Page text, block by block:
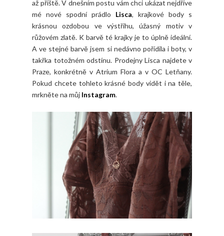
až příště. V dnešním postu vám chci ukázat nejdříve
mé nové spodní prádlo Lisca, krajkové body s
krásnou ozdobou ve výstřihu, úžasný motiv v
růžovém zlatě. K barvě té krajky je to úplně ideální.
A ve stejné barvě jsem si nedávno pořídila i boty, v
takřka totožném odstínu. Prodejny Lisca najdete v
Praze, konkrétně v Atrium Flora a v OC Letňany.
Pokud chcete tohleto krásné body vidět i na těle,
mrkněte na můj Instagram.